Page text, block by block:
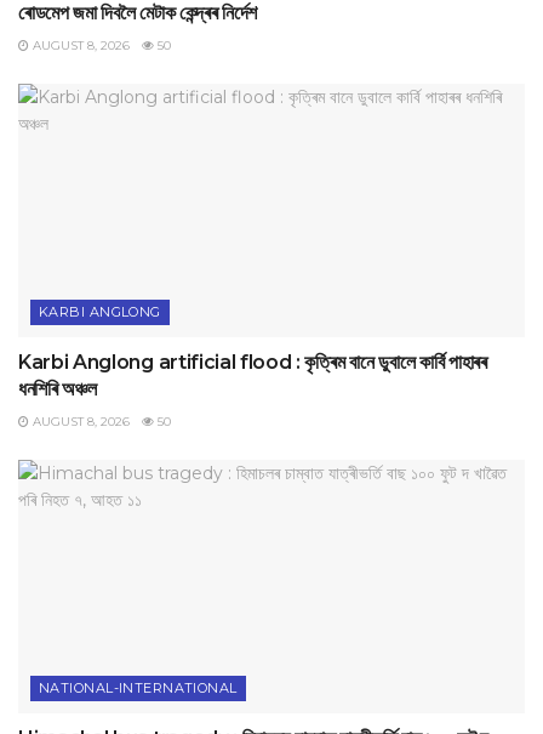
ৰোডমেপ জমা দিবলৈ মেটাক কেন্দ্ৰৰ নিৰ্দেশ
AUGUST 8, 2026 50
KARBI ANGLONG
Karbi Anglong artificial flood : কৃত্ৰিম বানে ডুবালে কাৰ্বি পাহাৰৰ
ধনশিৰি অঞ্চল
AUGUST 8, 2026 50
NATIONAL-INTERNATIONAL